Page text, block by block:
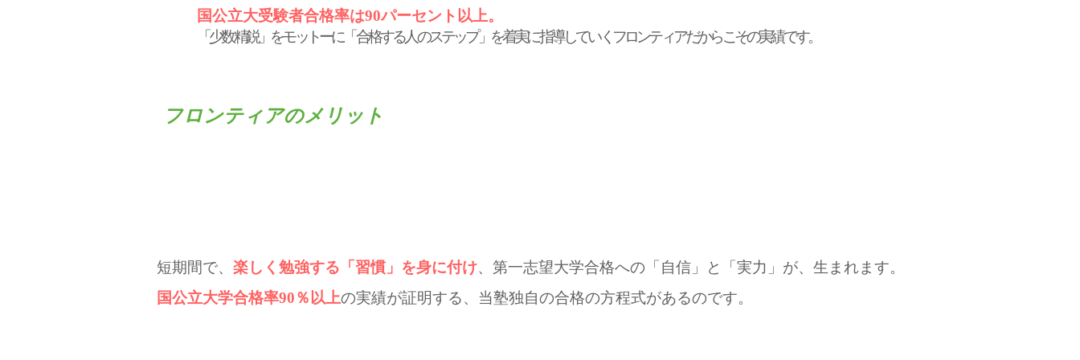
国公立大受験者合格率は90パーセント以上。
「少数精鋭」をモットーに「合格する人のステップ」を着実に指導していくフロンティアだからこその実績です。
フロンティアのメリット
短期間で、 楽しく勉強する「習慣」を身に付け、 第一志望大学合格への「自信」と「実力」が、生まれます。
国公立大学合格率90％以上の実績が証明する、当塾独自の合格の方程式があるのです。